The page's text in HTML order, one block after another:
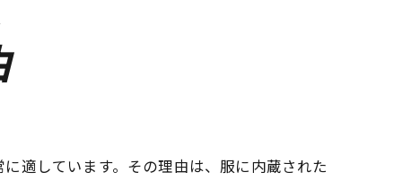
適しています。その理由は、服に内蔵された